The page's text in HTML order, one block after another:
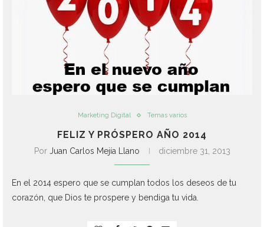
Marketing Digital Temas varios
FELIZ Y PRÓSPERO AÑO 2014
Por Juan Carlos Mejía Llano diciembre 31, 2013
En el 2014 espero que se cumplan todos los deseos de tu
corazón, que Dios te prospere y bendiga tu vida.